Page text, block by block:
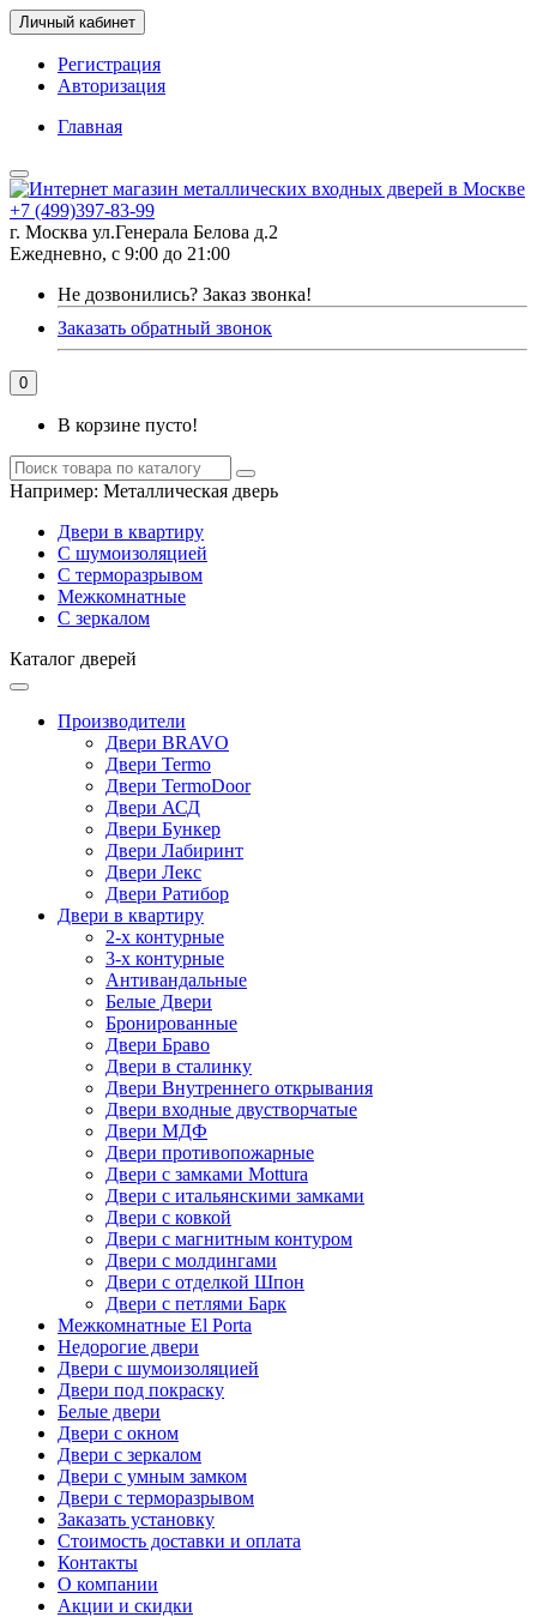
Личный кабинет
Регистрация
Авторизация
Главная
+7 (499)397-83-99
г. Москва ул.Генерала Белова д.2
Ежедневно, с 9:00 до 21:00
Не дозвонились? Заказ звонка!
Заказать обратный звонок
0
В корзине пусто!
Например: Металлическая дверь
Двери в квартиру
С шумоизоляцией
С терморазрывом
Межкомнатные
С зеркалом
Каталог дверей
Производители
Двери BRAVO
Двери Termo
Двери TermoDoor
Двери АСД
Двери Бункер
Двери Лабиринт
Двери Лекс
Двери Ратибор
Двери в квартиру
2-х контурные
3-х контурные
Антивандальные
Белые Двери
Бронированные
Двери Браво
Двери в сталинку
Двери Внутреннего открывания
Двери входные двустворчатые
Двери МДФ
Двери противопожарные
Двери с замками Mottura
Двери с итальянскими замками
Двери с ковкой
Двери с магнитным контуром
Двери с молдингами
Двери с отделкой Шпон
Двери с петлями Барк
Межкомнатные El Porta
Недорогие двери
Двери с шумоизоляцией
Двери под покраску
Белые двери
Двери с окном
Двери с зеркалом
Двери с умным замком
Двери с терморазрывом
Заказать установку
Стоимость доставки и оплата
Контакты
О компании
Акции и скидки